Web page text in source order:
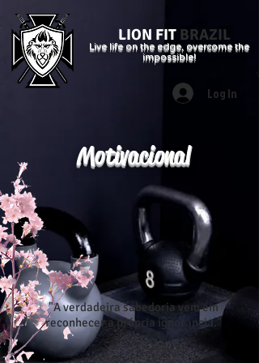
LION FIT BRAZIL
Live life on the edge, overcome the
impossible!
Log In
Motivacional
"A verdadeira sabedoria vem em
reconhecer a própria ignorância."